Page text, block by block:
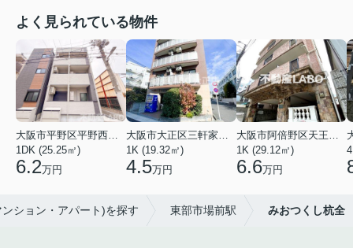
よく見られている物件
1DK (25.25㎡)
6.2万円
1K (19.32㎡)
4.5万円
1K (29.12㎡)
6.6万円
ション・アパート)を探す 東部市場前駅 みおつくし杭全